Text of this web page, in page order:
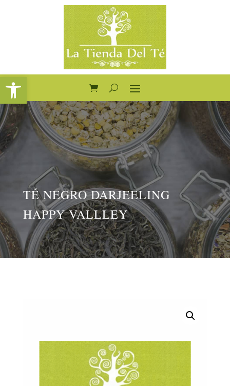
Abrir barra de herramientas
TÉ NEGRO DARJEELING
HAPPY VALLLEY